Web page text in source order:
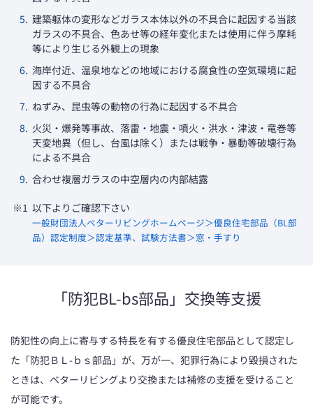
5. 建築躯体の変形などガラス本体以外の不具合に起因する当該
ガラスの不具合、色あせ等の経年変化または使用に伴う摩耗
等により生じる外観上の現象
6. 海岸付近、温泉地などの地域における腐食性の空気環境に起
因する不具合
7. ねずみ、昆虫等の動物の行為に起因する不具合
8. 火災・爆発等事故、落雷・地震・噴火・洪水・津波・竜巻等
天変地異（但し、台風は除く）または戦争・暴動等破壊行為
による不具合
9. 合わせ複層ガラスの中空層内の内部結露
※1 以下よりご確認下さい
一般財団法人ベターリビングホームページ＞優良住宅部品（BL部
品）認定制度＞認定基準、試験方法書＞窓・手すり
「防犯BL-bs部品」交換等支援
防犯性の向上に寄与する特長を有する優良住宅部品として認定し
た「防犯ＢＬ-ｂｓ部品」が、万が一、犯罪行為により毀損された
ときは、ベターリビングより交換または補修の支援を受けること
が可能です。